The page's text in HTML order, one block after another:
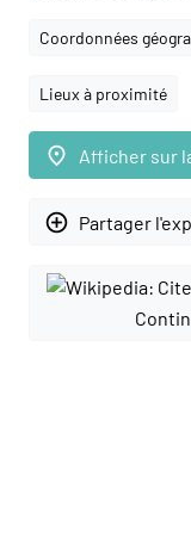
Coordonnées
Lieux à proximité
place Afficher sur
add_circle_outline Partager